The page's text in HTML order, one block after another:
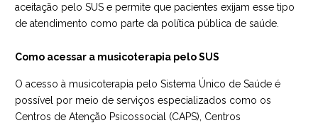
aceitação pelo SUS e permite que pacientes exijam esse tipo
de atendimento como parte da política pública de saúde.
Como acessar a musicoterapia pelo SUS
O acesso à musicoterapia pelo Sistema Único de Saúde é
possível por meio de serviços especializados como os
Centros de Atenção Psicossocial (CAPS), Centros